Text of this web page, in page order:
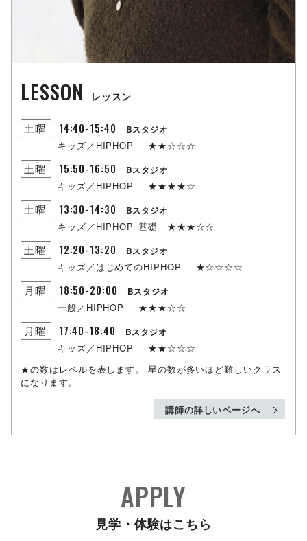
LESSON レッスン
土曜 14:40-15:40 Bスタジオ
キッズ／HIPHOP ★★☆☆☆
土曜 15:50-16:50 Bスタジオ
キッズ／HIPHOP ★★★★☆
土曜 13:30-14:30 Bスタジオ
キッズ／HIPHOP 基礎 ★★★☆☆
土曜 12:20-13:20 Bスタジオ
キッズ／はじめてのHIPHOP ★☆☆☆☆
月曜 18:50-20:00 Bスタジオ
一般／HIPHOP ★★★☆☆
月曜 17:40-18:40 Bスタジオ
キッズ／HIPHOP
★★☆☆☆
★の数はレベルを表します。
星の数が多いほど難しいクラス
になります。
講師の詳しいページへ
APPLY
見学・体験はこちら